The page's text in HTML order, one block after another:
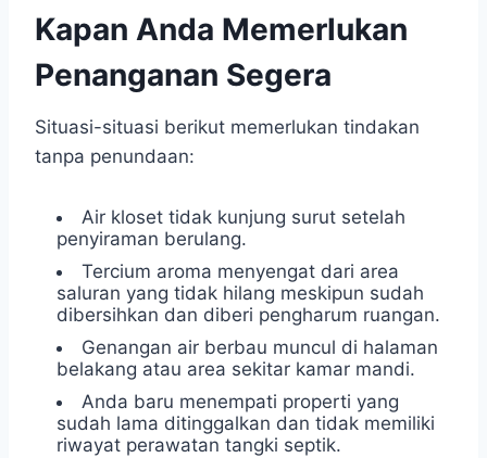
Kapan Anda Memerlukan
Penanganan Segera
Situasi-situasi berikut memerlukan tindakan
tanpa penundaan:
Air kloset tidak kunjung surut setelah
penyiraman berulang.
Tercium aroma menyengat dari area
saluran yang tidak hilang meskipun sudah
dibersihkan dan diberi pengharum ruangan.
Genangan air berbau muncul di halaman
belakang atau area sekitar kamar mandi.
Anda baru menempati properti yang
sudah lama ditinggalkan dan tidak memiliki
riwayat perawatan tangki septik.